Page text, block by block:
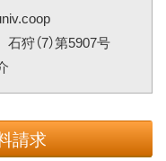
（7）第5907号
請求